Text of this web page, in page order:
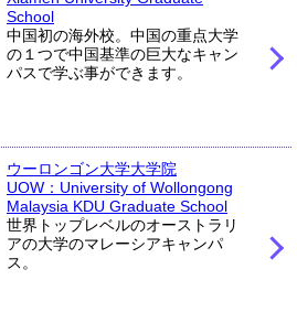
School
中国初の海外校。中国の重点大学
の１つで中国基準の巨大なキャン
パスで学ぶ事ができます。
ウーロンゴン大学大学院
UOW：University of Wollongong
Malaysia KDU Graduate School
世界トップレベルのオーストラリ
アの大学のマレーシアキャンパ
ス。